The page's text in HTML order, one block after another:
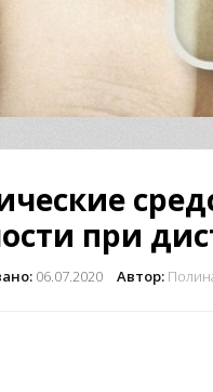
при
06.07.2020 Автор: